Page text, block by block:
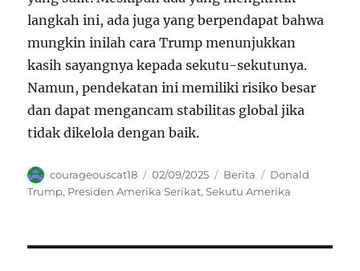
langkah ini, ada juga yang berpendapat bahwa
mungkin inilah cara Trump menunjukkan
kasih sayangnya kepada sekutu-sekutunya.
Namun, pendekatan ini memiliki risiko besar
dan dapat mengancam stabilitas global jika
tidak dikelola dengan baik.
Author
courageouscat18
Posted
on
02/09/2025 Categories
Berita Tags
Donald
Trump, Presiden Amerika Serikat,Sekutu Amerika